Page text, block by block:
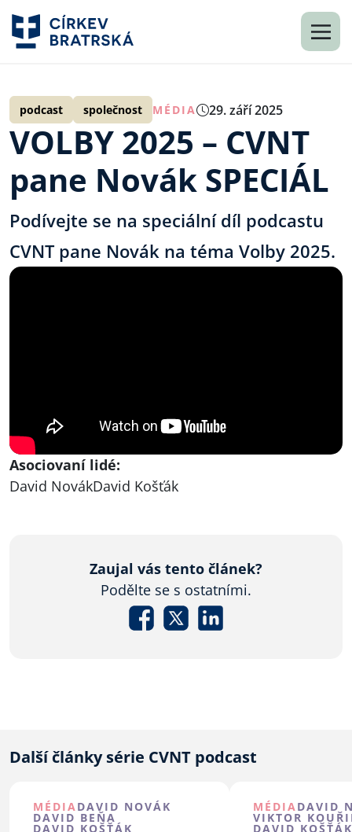
podcast společnost MÉDIA 29. září 2025
VOLBY 2025 – CVNT
pane Novák SPECIÁL
Podívejte se na speciální díl podcastu
CVNT pane Novák na téma Volby 2025.
Asociovaní lidé:
David NovákDavid Košťák
Zaujal vás tento článek?
Podělte se s ostatními.
Další články série CVNT podcast
MÉDIA DAVID NOVÁK
DAVID BEŇA
DAVID KOŠŤÁK
MÉDIA DAVID
VIKTOR
DAVID KOŠŤÁK